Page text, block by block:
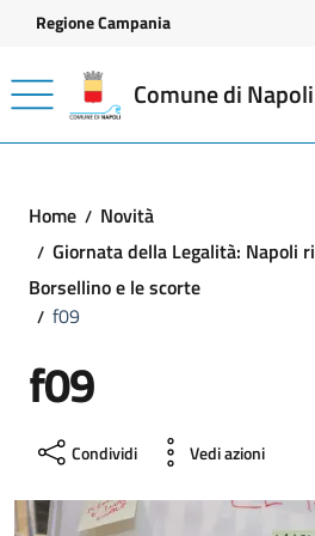
Vai ai contenuti
Vai al footer
Regione Campania
Comune di Napoli
Home
Novità
Giornata della Legalità: Napoli
Borsellino e le scorte
f09
f09
Condividi Vedi azioni